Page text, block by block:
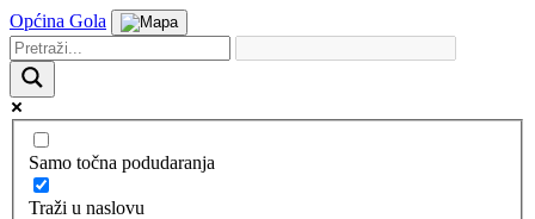
Općina Gola
Samo točna podudaranja
Traži u naslovu